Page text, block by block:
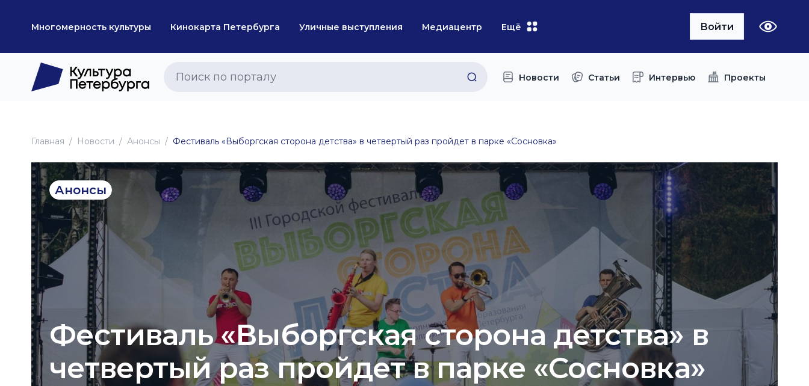
Многомерность культуры Кинокарта Петербурга Уличные выступления Медиацентр Ещё Войти
Новости Статьи Интервью Проекты
Главная Новоcти Анонсы Фестиваль «Выборгская сторона детства» в четвертый раз пройдет в парке «Сосновка»
Анонсы
Фестиваль «Выборгская сторона детства» в
четвертый раз пройдет в парке «Сосновка»